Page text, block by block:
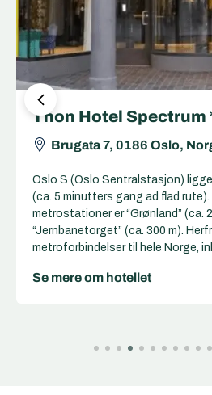
Thon Hotel Spectrum
Brugata 7, 0186 Oslo,
Oslo S (Oslo Sentralstasjon)
(ca. 5 minutters gang ad flad
metrostationer er “Grønland” (ca.
“Jernbanetorget” (ca. 300 m).
metroforbindelser til hele Norge,
Se mere om hotellet